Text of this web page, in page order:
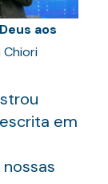
aos
Chiori
em